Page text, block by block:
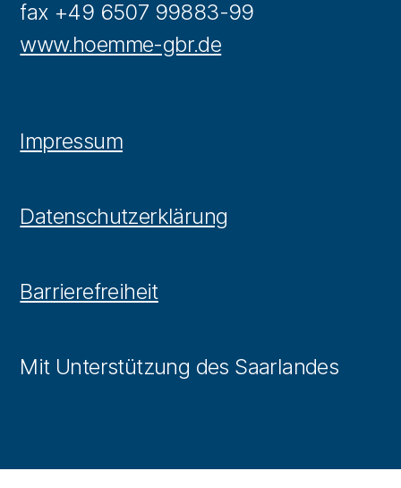
fax +49 6507 99883-99
www.hoemme-gbr.de
Impressum
Datenschutzerklärung
Barrierefreiheit
Mit Unterstützung des Saarlandes